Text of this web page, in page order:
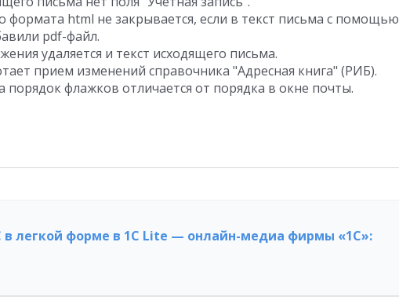
формата html не закрывается, если в текст письма с помощью
pdf-файл.
удаляется и текст исходящего письма.
прием изменений справочника "Адресная книга" (РИБ).
порядок флажков отличается от порядка в окне почты.
в легкой форме в 1С Lite — онлайн-медиа фирмы «1С»: